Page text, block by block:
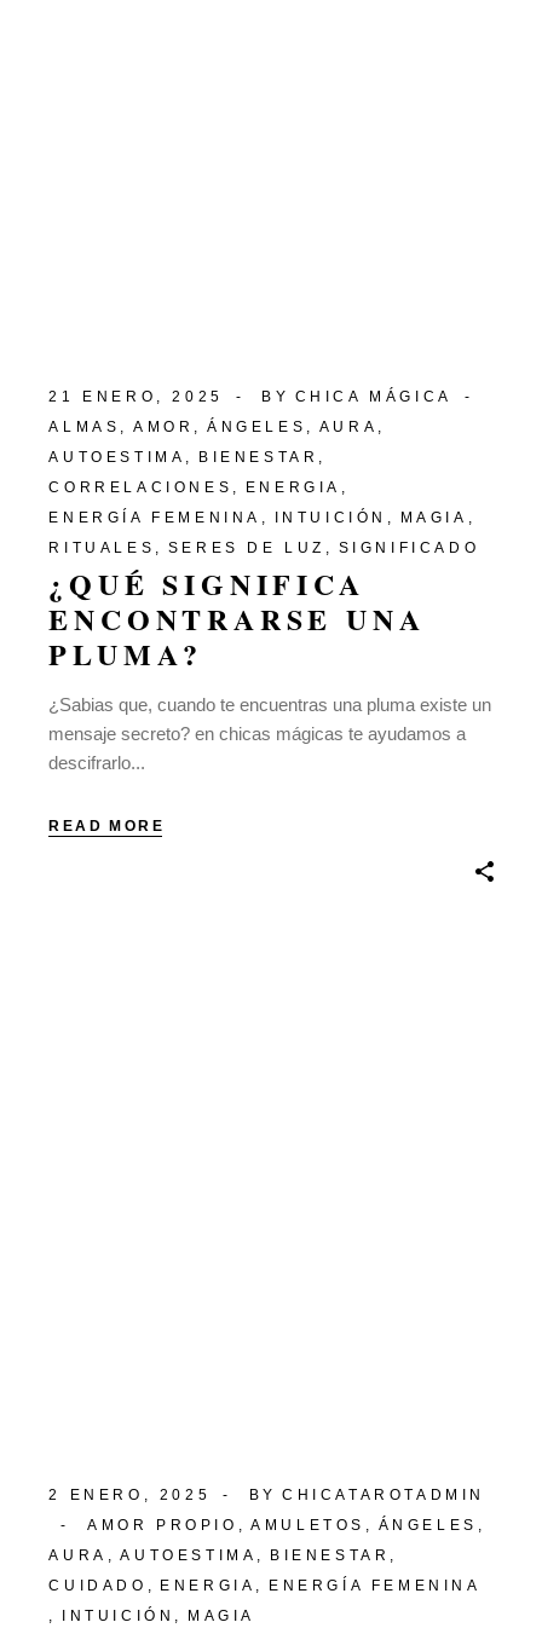
21 ENERO, 2025 BY CHICA MÁGICA
ALMAS
AMOR ÁNGELES
AURA
AUTOESTIMA
BIENESTAR
CORRELACIONES
ENERGIA
ENERGÍA FEMENINA
INTUICIÓN
MAGIA
RITUALES
SERES DE LUZ SIGNIFICADO
¿QUÉ SIGNIFICA
ENCONTRARSE UNA
PLUMA?
¿Sabias que, cuando te encuentras una pluma existe un
mensaje secreto? en chicas mágicas te ayudamos a
descifrarlo...
READ MORE
2 ENERO, 2025 BY CHICATAROTADMIN
AMOR PROPIO
AMULETOS
ÁNGELES
AURA
AUTOESTIMA
BIENESTAR
CUIDADO
ENERGIA
ENERGÍA FEMENINA
INTUICIÓN
MAGIA